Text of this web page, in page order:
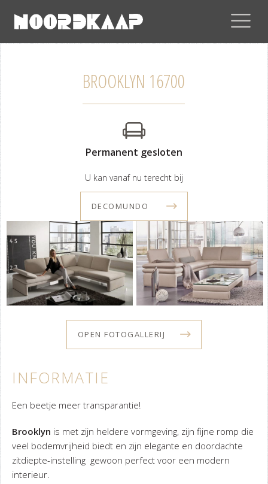
BROOKLYN 16700
Permanent gesloten
U kan vanaf nu terecht bij
DECOMUNDO
OPEN FOTOGALLERIJ
INFORMATIE
Een beetje meer transparantie!
Brooklyn is met zijn heldere vormgeving, zijn fijne romp die
veel bodemvrijheid biedt en zijn elegante en doordachte
zitdiepte-instelling gewoon perfect voor een modern
interieur.